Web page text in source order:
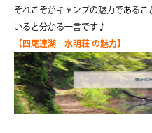
それこそがキャンプの魅力である
いると分かる一言です♪
【四尾連湖 水明荘 の魅力】